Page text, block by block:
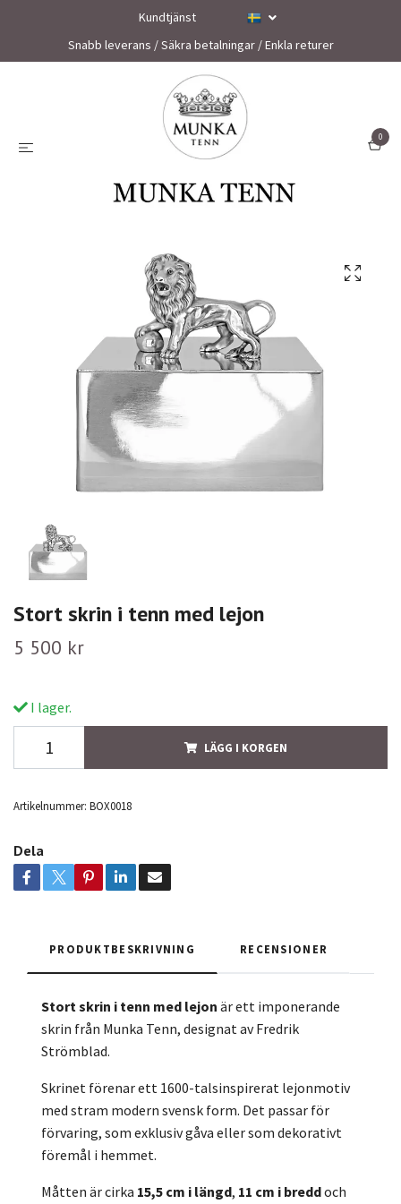
Kundtjänst
Snabb leverans / Säkra betalningar / Enkla returer
0
Stort skrin i tenn med lejon
5 500 kr
I lager.
LÄGG I KORGEN
Artikelnummer: BOX0018
Dela
PRODUKTBESKRIVNING RECENSIONER
Stort skrin i tenn med lejon är ett imponerande
skrin från Munka Tenn, designat av Fredrik
Strömblad.
Skrinet förenar ett 1600-talsinspirerat lejonmotiv
med stram modern svensk form. Det passar för
förvaring, som exklusiv gåva eller som dekorativt
föremål i hemmet.
Måtten är cirka 15,5 cm i längd, 11 cm i breddoch